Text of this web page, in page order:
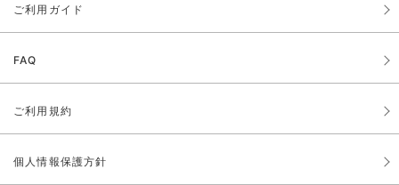
ご利用ガイド
FAQ
ご利用規約
個人情報保護方針